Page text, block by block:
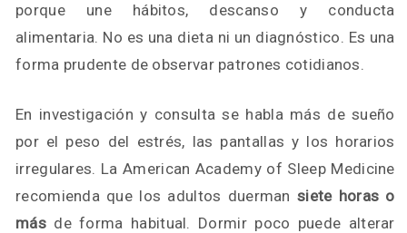
porque une hábitos, descanso y conducta
alimentaria. No es una dieta ni un diagnóstico. Es una
forma prudente de observar patrones cotidianos.
En investigación y consulta se habla más de sueño
por el peso del estrés, las pantallas y los horarios
irregulares. La American Academy of Sleep Medicine
recomienda que los adultos duerman siete horas o
másde forma habitual. Dormir poco puede alterar